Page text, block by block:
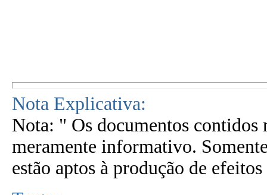
Nota Explicativa:
Nota: " Os documentos contidos
meramente informativo.
estão aptos à produção de